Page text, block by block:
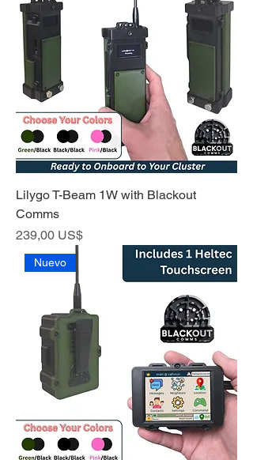
Lilygo T-Beam 1W with Blackout
Comms
Precio
239,00 US$
Nuevo